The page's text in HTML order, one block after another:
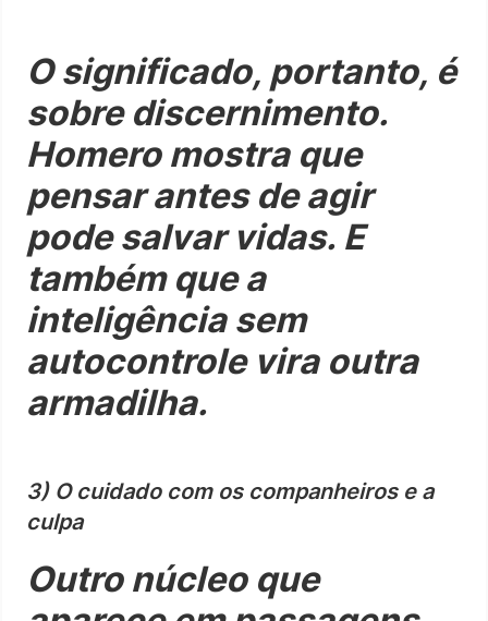
O significado, portanto, é
sobre discernimento.
Homero mostra que
pensar antes de agir
pode salvar vidas. E
também que a
inteligência sem
autocontrole vira outra
armadilha.
3) O cuidado com os companheiros e a
culpa
Outro núcleo que